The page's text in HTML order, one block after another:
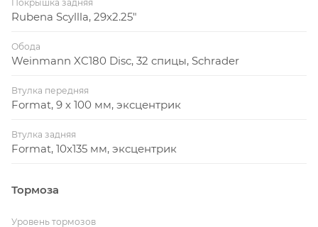
Покрышка задняя
Rubena Scyllla, 29x2.25"
Обода
Weinmann XC180 Disc, 32 cпицы, Schrader
Втулка передняя
Format, 9 x 100 мм, эксцентрик
Втулка задняя
Format, 10x135 мм, эксцентрик
Тормоза
Уровень тормозов